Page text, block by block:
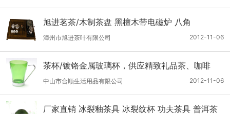
旭进茗茶/木制茶盘 黑檀木带电磁炉 八角
2012-11-06
漳州市旭进茶叶有限公司
茶杯/镀铬金属玻璃杯，供应精致礼品茶、咖啡
杯，220ML
2012-11-06
中山市合顺生活用品有限公司
厂家直销 冰裂釉茶具 冰裂纹杯 功夫茶具 普洱茶